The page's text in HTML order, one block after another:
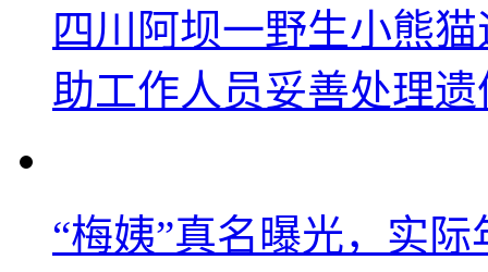
四川阿坝一野生小熊
助工作人员妥善处理遗
“梅姨”真名曝光，实